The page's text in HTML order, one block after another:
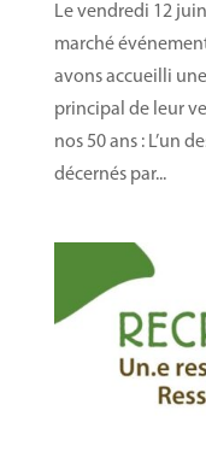
Le vendredi 12
marché
avons accueilli
principal de leur
nos 50 ans : L’un
décernés par...